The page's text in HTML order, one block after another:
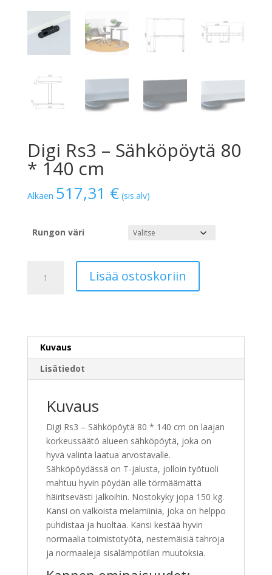
Digi Rs3 – Sähköpöytä 80
* 140 cm
Alkaen 517,31 €(sis.alv)
Rungon väri
*
140
määrä
Lisää ostoskoriin
Kuvaus
Lisätiedot
Kuvaus
Digi Rs3 – Sähköpöytä 80 * 140 cm on laajan
korkeussäätö alueen sähköpöytä, joka on
hyvä valinta laatua arvostavalle.
Sähköpöydässä on T-jalusta, jolloin työtuoli
mahtuu hyvin pöydän alle törmäämättä
häiritsevästi jalkoihin. Nostokyky jopa 150 kg.
Kansi on valkoista melamiinia, joka on helppo
puhdistaa ja huoltaa. Kansi kestää hyvin
normaalia toimistotyötä, nestemäisiä tahroja
ja normaaleja sisälämpötilan muutoksia.